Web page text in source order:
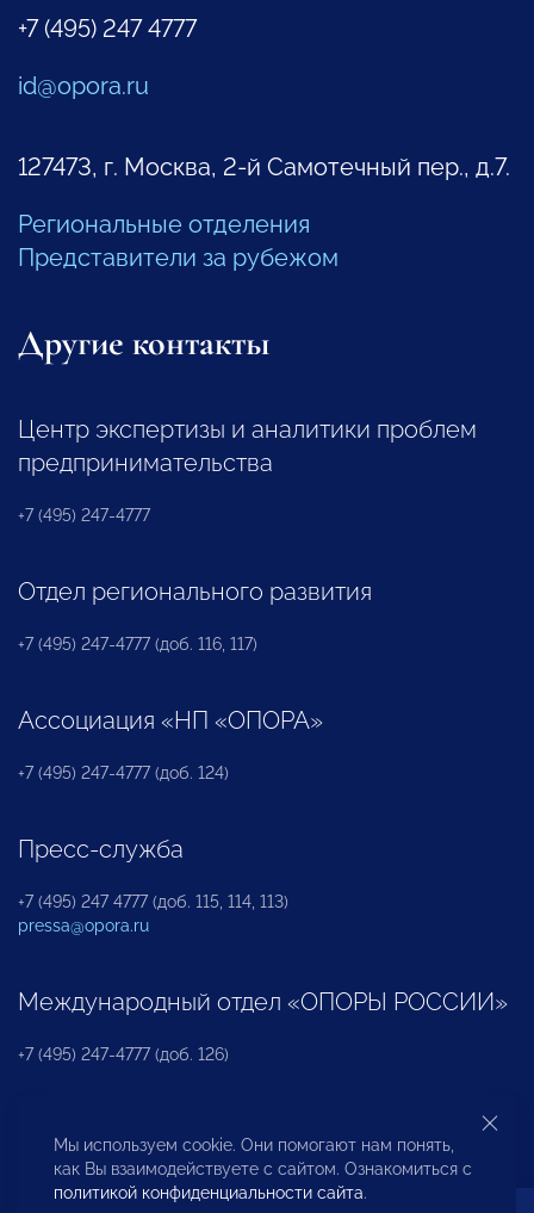
+7 (495) 247 4777
id@opora.ru
127473, г. Москва, 2-й Самотечный пер., д.7.
Региональные отделения
Представители за рубежом
Другие контакты
Центр экспертизы и аналитики проблем
предпринимательства
+7 (495) 247-4777
Отдел регионального развития
+7 (495) 247-4777 (доб. 116, 117)
Ассоциация «НП «ОПОРА»
+7 (495) 247-4777 (доб. 124)
Пресс-служба
+7 (495) 247 4777 (доб. 115, 114, 113)
pressa@opora.ru
Международный отдел «ОПОРЫ РОССИИ»
+7 (495) 247-4777 (доб. 126)
Бюро по защите прав предпринимателей и
инвесторов
Мы используем cookie. Они помогают нам понять,
как Вы взаимодействуете с сайтом. Ознакомиться с
политикой конфиденциальности сайта.